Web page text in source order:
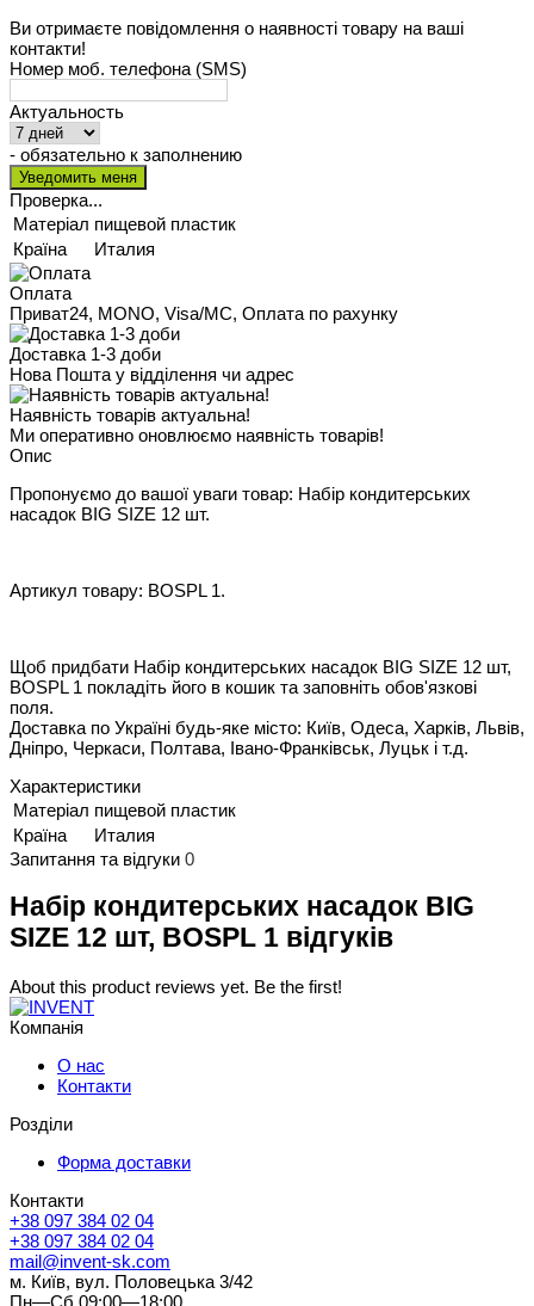
Ви отримаєте повідомлення о наявності товару на ваші
контакти!
Номер моб. телефона (SMS)
Актуальность
- обязательно к заполнению
Проверка...
Матеріал пищевой пластик
Країна
Италия
Оплата
Приват24, MONO, Visa/MC, Оплата по рахунку
Доставка 1-3 доби
Нова Пошта у відділення чи адрес
Наявність товарів актуальна!
Ми оперативно оновлюємо наявність товарів!
Опис
Пропонуємо до вашої уваги товар: Набір кондитерських
насадок BIG SIZE 12 шт.
Артикул товару: BOSPL 1.
Щоб придбати Набір кондитерських насадок BIG SIZE 12 шт,
BOSPL 1 покладіть його в кошик та заповніть обов'язкові
поля.
Доставка по Україні будь-яке місто: Київ, Одеса, Харків, Львів,
Дніпро, Черкаси, Полтава, Івано-Франківськ, Луцьк і т.д.
Характеристики
Матеріал пищевой пластик
Країна
Италия
Запитання та відгуки 0
Набір кондитерських насадок BIG
SIZE 12 шт, BOSPL 1 відгуків
About this product reviews yet. Be the first!
Компанія
О нас
Контакти
Розділи
Форма доставки
Контакти
+38 097 384 02 04
+38 097 384 02 04
mail@invent-sk.com
м. Київ, вул. Половецька 3/42
Пн—Сб 09:00—18:00